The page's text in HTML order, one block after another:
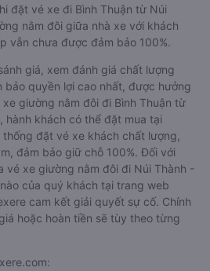
đặt vé xe đi Bình Thuận từ Núi
nằm đôi giữa nhà xe với khách
vẫn chưa được đảm bảo 100%.
giá, xem đánh giá chất lượng
bảo quyền lợi cao nhất, được hưởng
giường nằm đôi đi Bình Thuận từ
hành khách có thể đặt mua tại
đặt vé xe khách chất lượng,
đảm bảo giữ chỗ 100%. Đối với
vé xe giường nằm đôi đi Núi Thành -
của quý khách tại trang web
cam kết giải quyết sự cố. Chính
hoặc hoàn tiền sẽ tùy theo từng